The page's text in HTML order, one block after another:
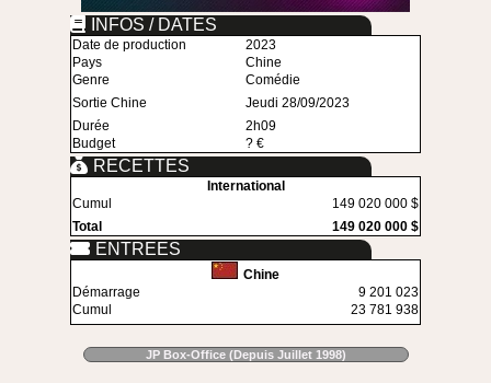
INFOS / DATES
Date de production
2023
Pays
Chine
Genre
Comédie
Sortie Chine
Jeudi 28/09/2023
Durée
2h09
Budget
? €
RECETTES
International
Cumul
149 020 000 $
Total
149 020 000 $
ENTREES
Chine
Démarrage
9 201 023
Cumul
23 781 938
JP Box-Office (Depuis Juillet 1998)